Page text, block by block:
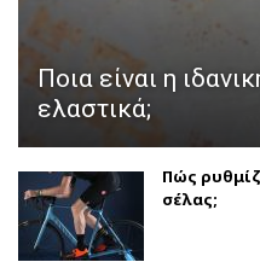
Ποια είναι η
ελαστικά;
Πώς
σέλας;